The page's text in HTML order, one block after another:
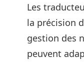
Les
la précision
gestion des
peuvent